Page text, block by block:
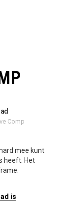
Comp
mee kunt
heeft. Het
is